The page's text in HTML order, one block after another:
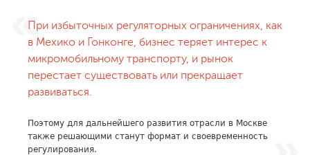
При избыточных регуляторных ограничениях, как
в Мехико и Гонконге, бизнес теряет интерес к
микромобильному транспорту, и рынок
перестает существовать или прекращает
развиваться.
Поэтому для дальнейшего развития отрасли в Москве
также решающими станут формат и своевременность
регулирования.